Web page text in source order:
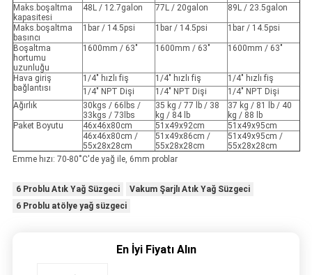
Maks.boşaltma
kapasitesi
48L / 12.7galon 77L / 20galon 89L / 23.5galon
Maks.boşaltma
basıncı
1bar / 14.5psi 1bar / 14.5psi 1bar / 14.5psi
Boşaltma
hortumu
uzunluğu
1600mm / 63" 1600mm / 63" 1600mm / 63"
Hava giriş
bağlantısı
1/4" hızlı fiş 1/4" hızlı fiş
1/4" hızlı fiş
1/4" NPT Dişi
1/4" NPT Dişi
1/4" NPT Dişi
Ağırlık
30kgs / 66lbs /
33kgs / 73lbs
35 kg / 77 lb / 38
kg / 84 lb
37 kg / 81 lb / 40
kg / 88 lb
Paket Boyutu
46x46x80cm 51x49x92cm
51x49x95cm
46x46x80cm /
55x28x28cm
51x49x86cm /
55x28x28cm
51x49x95cm /
55x28x28cm
Emme hızı: 70-80˚C'de yağ ile, 6mm problar
6 Problu Atık Yağ Süzgeci
Vakum Şarjlı Atık Yağ Süzgeci
6 Problu atölye yağ süzgeci
En İyi Fiyatı Alın